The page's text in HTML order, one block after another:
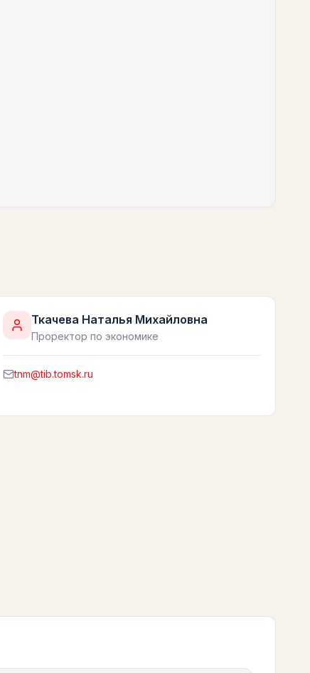
Ткачева Наталья Михайловна
Проректор по экономике
tnm@tib.tomsk.ru